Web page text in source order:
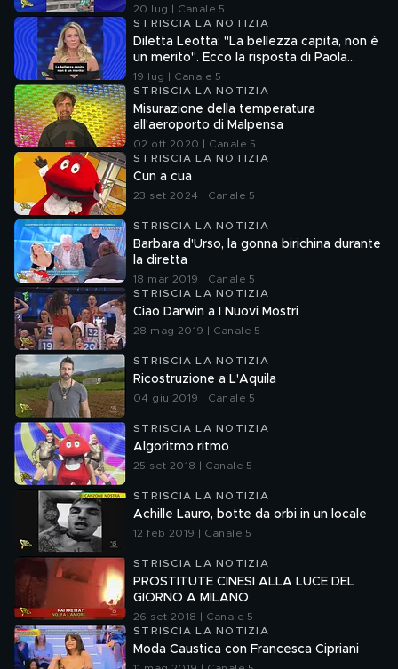
aborto e maternità
20 lug | Canale 5
STRISCIA LA NOTIZIA
Diletta Leotta: "La bellezza capita, non è
un merito". Ecco la risposta di Paola
Ferrari
19 lug | Canale 5
STRISCIA LA NOTIZIA
Misurazione della temperatura
all'aeroporto di Malpensa
02 ott 2020 | Canale 5
STRISCIA LA NOTIZIA
Cun a cua
23 set 2024 | Canale 5
STRISCIA LA NOTIZIA
Barbara d'Urso, la gonna birichina durante
la diretta
18 mar 2019 | Canale 5
STRISCIA LA NOTIZIA
Ciao Darwin a I Nuovi Mostri
28 mag 2019 | Canale 5
STRISCIA LA NOTIZIA
Ricostruzione a L'Aquila
04 giu 2019 | Canale 5
STRISCIA LA NOTIZIA
Algoritmo ritmo
25 set 2018 | Canale 5
STRISCIA LA NOTIZIA
Achille Lauro, botte da orbi in un locale
12 feb 2019 | Canale 5
STRISCIA LA NOTIZIA
PROSTITUTE CINESI ALLA LUCE DEL
GIORNO A MILANO
26 set 2018 | Canale 5
STRISCIA LA NOTIZIA
Moda Caustica con Francesca Cipriani